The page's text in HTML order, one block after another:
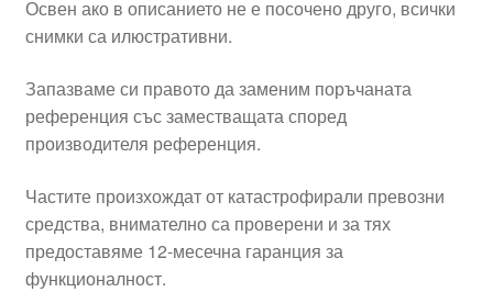
Освен ако в описанието не е посочено друго, всички
снимки са илюстративни.
Запазваме си правото да заменим поръчаната
референция със заместващата според
производителя референция.
Частите произхождат от катастрофирали превозни
средства, внимателно са проверени и за тях
предоставяме 12-месечна гаранция за
функционалност.